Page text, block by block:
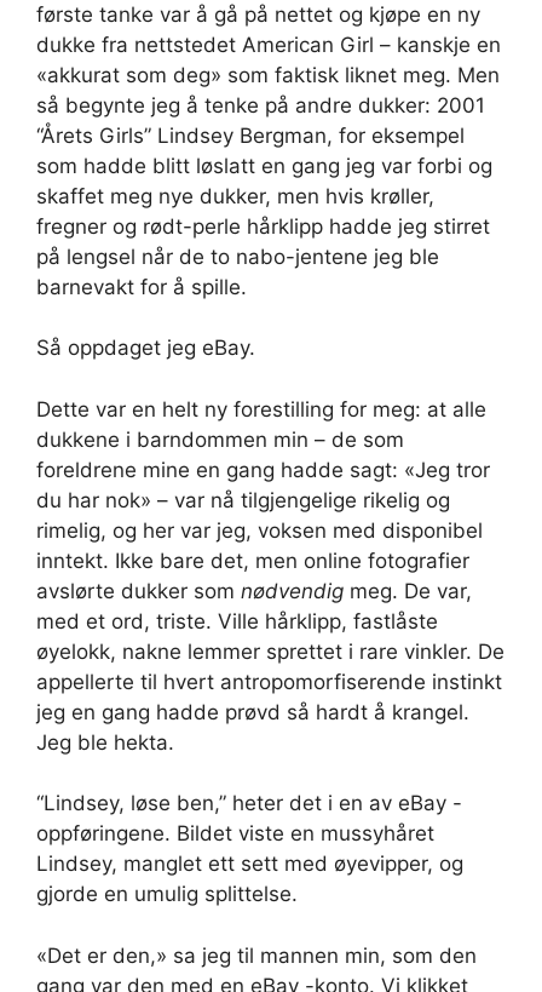
første tanke var å gå på nettet og kjøpe en ny
dukke fra nettstedet American Girl – kanskje en
«akkurat som deg» som faktisk liknet meg. Men
så begynte jeg å tenke på andre dukker: 2001
“Årets Girls” Lindsey Bergman, for eksempel
som hadde blitt løslatt en gang jeg var forbi og
skaffet meg nye dukker, men hvis krøller,
fregner og rødt-perle hårklipp hadde jeg stirret
på lengsel når de to nabo-jentene jeg ble
barnevakt for å spille.
Så oppdaget jeg eBay.
Dette var en helt ny forestilling for meg: at alle
dukkene i barndommen min – de som
foreldrene mine en gang hadde sagt: «Jeg tror
du har nok» – var nå tilgjengelige rikelig og
rimelig, og her var jeg, voksen med disponibel
inntekt. Ikke bare det, men online fotografier
avslørte dukker som nødvendig meg. De var,
med et ord, triste. Ville hårklipp, fastlåste
øyelokk, nakne lemmer sprettet i rare vinkler. De
appellerte til hvert antropomorfiserende instinkt
jeg en gang hadde prøvd så hardt å krangel.
Jeg ble hekta.
“Lindsey, løse ben,” heter det i en av eBay -
oppføringene. Bildet viste en mussyhåret
Lindsey, manglet ett sett med øyevipper, og
gjorde en umulig splittelse.
«Det er den,» sa jeg til mannen min, som den
gang var den med en eBay -konto. Vi klikket